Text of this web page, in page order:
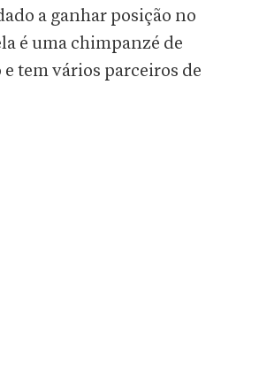
a ganhar posição no
é uma chimpanzé de
e tem vários parceiros de